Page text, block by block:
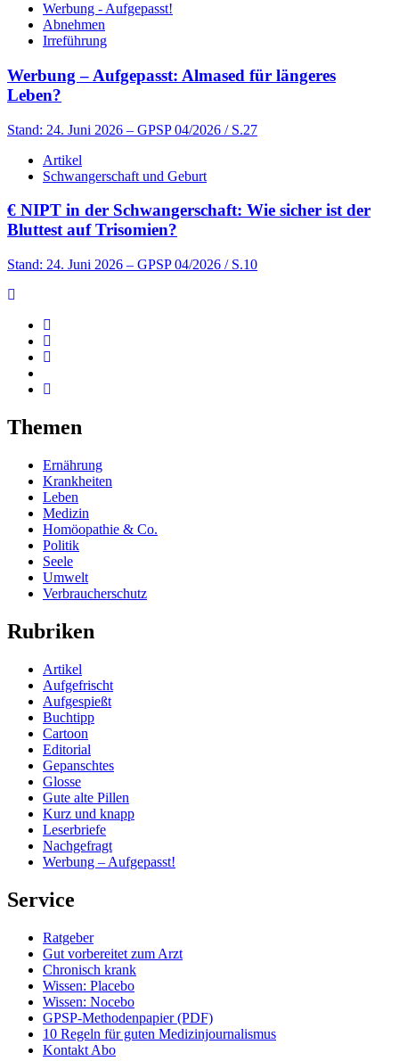
Werbung - Aufgepasst!
Abnehmen
Irreführung
Werbung – Aufgepasst: Almased für längeres
Leben?
Stand: 24. Juni 2026 – GPSP 04/2026 / S.27
Artikel
Schwangerschaft und Geburt
€ NIPT in der Schwangerschaft: Wie sicher ist der
Bluttest auf Trisomien?
Stand: 24. Juni 2026 – GPSP 04/2026 / S.10
Themen
Ernährung
Krankheiten
Leben
Medizin
Homöopathie & Co.
Politik
Seele
Umwelt
Verbraucherschutz
Rubriken
Artikel
Aufgefrischt
Aufgespießt
Buchtipp
Cartoon
Editorial
Gepanschtes
Glosse
Gute alte Pillen
Kurz und knapp
Leserbriefe
Nachgefragt
Werbung – Aufgepasst!
Service
Ratgeber
Gut vorbereitet zum Arzt
Chronisch krank
Wissen: Placebo
Wissen: Nocebo
GPSP-Methodenpapier (PDF)
10 Regeln für guten Medizinjournalismus
Kontakt Abo